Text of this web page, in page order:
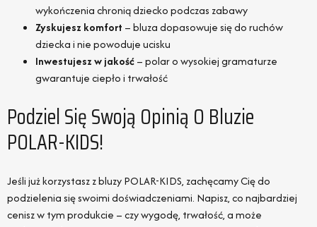
wykończenia chronią dziecko podczas zabawy
Zyskujesz komfort – bluza dopasowuje się do ruchów
dziecka i nie powoduje ucisku
Inwestujesz w jakość– polar o wysokiej gramaturze
gwarantuje ciepło i trwałość
Podziel Się Swoją Opinią O Bluzie
POLAR-KIDS!
Jeśli już korzystasz z bluzy POLAR-KIDS, zachęcamy Cię do
podzielenia się swoimi doświadczeniami. Napisz, co najbardziej
cenisz w tym produkcie – czy wygodę, trwałość, a może